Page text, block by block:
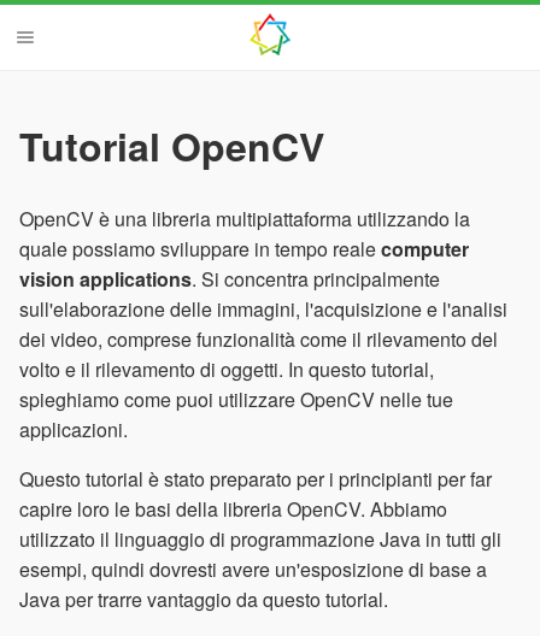
Tutorial OpenCV
OpenCV è una libreria multipiattaforma utilizzando la
quale possiamo sviluppare in tempo realecomputer
vision applications. Si concentra principalmente
sull'elaborazione delle immagini, l'acquisizione e l'analisi
dei video, comprese funzionalità come il rilevamento del
volto e il rilevamento di oggetti. In questo tutorial,
spieghiamo come puoi utilizzare OpenCV nelle tue
applicazioni.
Questo tutorial è stato preparato per i principianti per far
capire loro le basi della libreria OpenCV. Abbiamo
utilizzato il linguaggio di programmazione Java in tutti gli
esempi, quindi dovresti avere un'esposizione di base a
Java per trarre vantaggio da questo tutorial.